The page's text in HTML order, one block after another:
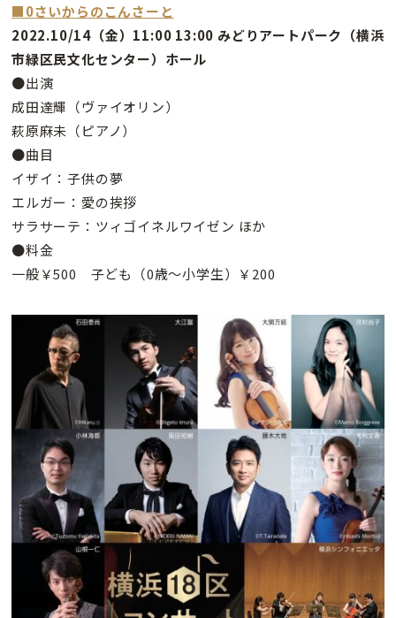
■0さいからのこんさーと
2022.10/14（金）11:00 13:00 みどりアートパーク（横浜
市緑区民文化センター）ホール
●出演
成田達輝（ヴァイオリン）
萩原麻未（ピアノ）
●曲目
イザイ：子供の夢
エルガー：愛の挨拶
サラサーテ：ツィゴイネルワイゼン ほか
●料金
一般￥500 子ども（0歳～小学生）￥200